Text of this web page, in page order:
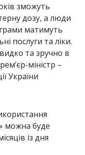
зможуть
дозу, а люди
матимуть
послуги та ліки.
та зручно в
міністр –
України
можна буде
із дня